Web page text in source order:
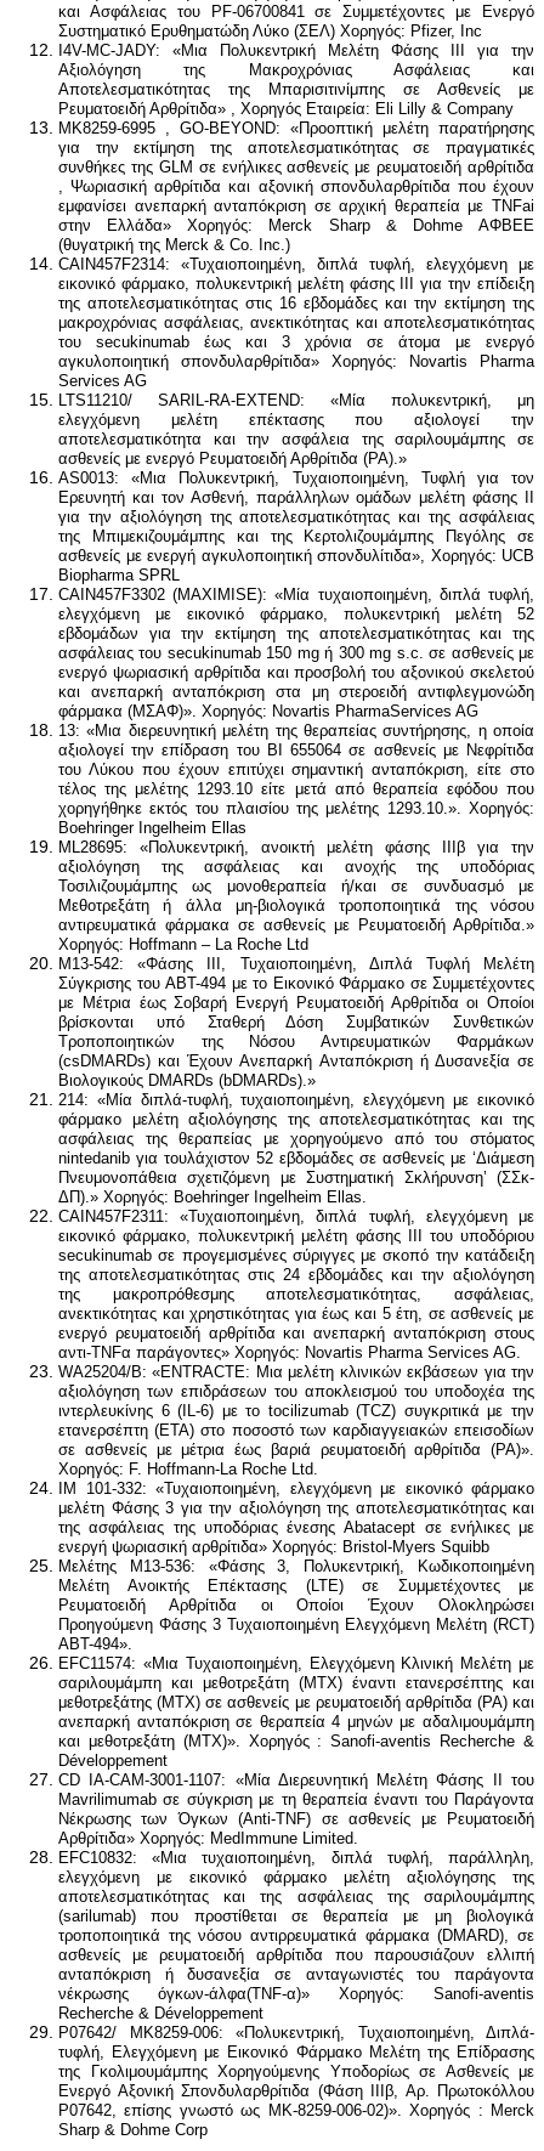
και Ασφάλειας του PF-06700841 σε Συμμετέχοντες με Ενεργό
Συστηματικό Ερυθηματώδη Λύκο (ΣΕΛ) Χορηγός: Pfizer, Inc
I4V-MC-JADY: «Mια Πολυκεντρική Μελέτη Φάσης ΙΙΙ για την
Αξιολόγηση της Μακροχρόνιας Ασφάλειας και
Αποτελεσματικότητας της Μπαρισιτινίμπης σε Ασθενείς με
Ρευματοειδή Αρθρίτιδα» , Χορηγός Εταιρεία: Eli Lilly & Company
ΜK8259-6995 , GO-BEYOND: «Προοπτική μελέτη παρατήρησης
για την εκτίμηση της αποτελεσματικότητας σε πραγματικές
συνθήκες της GLM σε ενήλικες ασθενείς με ρευματοειδή αρθρίτιδα
, Ψωριασική αρθρίτιδα και αξονική σπονδυλαρθρίτιδα που έχουν
εμφανίσει ανεπαρκή ανταπόκριση σε αρχική θεραπεία με TNFai
στην Ελλάδα» Χορηγός: Merck Sharp & Dohme ΑΦΒΕΕ
(θυγατρική της Merck & Co. Inc.)
CAIN457F2314: «Τυχαιοποιημένη, διπλά τυφλή, ελεγχόμενη με
εικονικό φάρμακο, πολυκεντρική μελέτη φάσης ΙΙΙ για την επίδειξη
της αποτελεσματικότητας στις 16 εβδομάδες και την εκτίμηση της
μακροχρόνιας ασφάλειας, ανεκτικότητας και αποτελεσματικότητας
του secukinumab έως και 3 χρόνια σε άτομα με ενεργό
αγκυλοποιητική σπονδυλαρθρίτιδα» Χορηγός: Novartis Pharma
Services AG
LTS11210/ SARIL-RA-EXTEND: «Μία πολυκεντρική, μη
ελεγχόμενη μελέτη επέκτασης που αξιολογεί την
αποτελεσματικότητα και την ασφάλεια της σαριλουμάμπης σε
ασθενείς με ενεργό Ρευματοειδή Αρθρίτιδα (ΡΑ).»
AS0013: «Μια Πολυκεντρική, Τυχαιοποιημένη, Τυφλή για τον
Ερευνητή και τον Ασθενή, παράλληλων ομάδων μελέτη φάσης ΙΙ
για την αξιολόγηση της αποτελεσματικότητας και της ασφάλειας
της Μπιμεκιζουμάμπης και της Κερτολιζουμάμπης Πεγόλης σε
ασθενείς με ενεργή αγκυλοποιητική σπονδυλίτιδα», Χορηγός: UCB
Biopharma SPRL
CAIN457F3302 (MAXIMISE): «Mία τυχαιοποιημένη, διπλά τυφλή,
ελεγχόμενη με εικονικό φάρμακο, πολυκεντρική μελέτη 52
εβδομάδων για την εκτίμηση της αποτελεσματικότητας και της
ασφάλειας του secukinumab 150 mg ή 300 mg s.c. σε ασθενείς με
ενεργό ψωριασική αρθρίτιδα και προσβολή του αξονικού σκελετού
και ανεπαρκή ανταπόκριση στα μη στεροειδή αντιφλεγμονώδη
φάρμακα (ΜΣΑΦ)». Χορηγός: Novartis PharmaServices AG
13: «Μια διερευνητική μελέτη της θεραπείας συντήρησης, η οποία
αξιολογεί την επίδραση του BI 655064 σε ασθενείς με Νεφρίτιδα
του Λύκου που έχουν επιτύχει σημαντική ανταπόκριση, είτε στο
τέλος της μελέτης 1293.10 είτε μετά από θεραπεία εφόδου που
χορηγήθηκε εκτός του πλαισίου της μελέτης 1293.10.». Χορηγός:
Boehringer Ingelheim Ellas
ML28695: «Πολυκεντρική, ανοικτή μελέτη φάσης ΙΙΙβ για την
αξιολόγηση της ασφάλειας και ανοχής της υποδόριας
Τοσιλιζουμάμπης ως μονοθεραπεία ή/και σε συνδυασμό με
Μεθοτρεξάτη ή άλλα μη-βιολογικά τροποποιητικά της νόσου
αντιρευματικά φάρμακα σε ασθενείς με Ρευματοειδή Αρθρίτιδα.»
Χορηγός: Hoffmann – La Roche Ltd
M13-542: «Φάσης ΙΙΙ, Τυχαιοποιημένη, Διπλά Τυφλή Μελέτη
Σύγκρισης του ABT-494 με το Εικονικό Φάρμακο σε Συμμετέχοντες
με Μέτρια έως Σοβαρή Ενεργή Ρευματοειδή Αρθρίτιδα οι Οποίοι
βρίσκονται υπό Σταθερή Δόση Συμβατικών Συνθετικών
Τροποποιητικών της Νόσου Αντιρευματικών Φαρμάκων
(csDMARDs) και Έχουν Ανεπαρκή Ανταπόκριση ή Δυσανεξία σε
Βιολογικούς DMARDs (bDMARDs).»
214: «Μία διπλά-τυφλή, τυχαιοποιημένη, ελεγχόμενη με εικονικό
φάρμακο μελέτη αξιολόγησης της αποτελεσματικότητας και της
ασφάλειας της θεραπείας με χορηγούμενο από του στόματος
nintedanib για τουλάχιστον 52 εβδομάδες σε ασθενείς με ‘Διάμεση
Πνευμονοπάθεια σχετιζόμενη με Συστηματική Σκλήρυνση’ (ΣΣκ-
ΔΠ).» Χορηγός: Boehringer Ingelheim Ellas.
CAIN457F2311: «Τυχαιοποιημένη, διπλά τυφλή, ελεγχόμενη με
εικονικό φάρμακο, πολυκεντρική μελέτη φάσης ΙΙΙ του υποδόριου
secukinumab σε προγεμισμένες σύριγγες με σκοπό την κατάδειξη
της αποτελεσματικότητας στις 24 εβδομάδες και την αξιολόγηση
της μακροπρόθεσμης αποτελεσματικότητας, ασφάλειας,
ανεκτικότητας και χρηστικότητας για έως και 5 έτη, σε ασθενείς με
ενεργό ρευματοειδή αρθρίτιδα και ανεπαρκή ανταπόκριση στους
αντι-TNFα παράγοντες» Χορηγός: Novartis Pharma Services AG.
WΑ25204/Β: «ENTRACTE: Μια μελέτη κλινικών εκβάσεων για την
αξιολόγηση των επιδράσεων του αποκλεισμού του υποδοχέα της
ιντερλευκίνης 6 (IL-6) με το tocilizumab (TCZ) συγκριτικά με την
ετανερσέπτη (ETA) στο ποσοστό των καρδιαγγειακών επεισοδίων
σε ασθενείς με μέτρια έως βαριά ρευματοειδή αρθρίτιδα (ΡΑ)».
Χορηγός: F. Hoffmann-La Roche Ltd.
ΙΜ 101-332: «Τυχαιοποιημένη, ελεγχόμενη με εικονικό φάρμακο
μελέτη Φάσης 3 για την αξιολόγηση της αποτελεσματικότητας και
της ασφάλειας της υποδόριας ένεσης Abatacept σε ενήλικες με
ενεργή ψωριασική αρθρίτιδα» Χορηγός: Bristol-Myers Squibb
Μελέτης Μ13-536: «Φάσης 3, Πολυκεντρική, Κωδικοποιημένη
Μελέτη Ανοικτής Επέκτασης (LTE) σε Συμμετέχοντες με
Ρευματοειδή Αρθρίτιδα οι Οποίοι Έχουν Ολοκληρώσει
Προηγούμενη Φάσης 3 Τυχαιοποιημένη Ελεγχόμενη Μελέτη (RCT)
ABT-494».
EFC11574: «Μια Τυχαιοποιημένη, Ελεγχόμενη Κλινική Μελέτη με
σαριλουμάμπη και μεθοτρεξάτη (MTX) έναντι ετανερσέπτης και
μεθοτρεξάτης (MTX) σε ασθενείς με ρευματοειδή αρθρίτιδα (ΡΑ) και
ανεπαρκή ανταπόκριση σε θεραπεία 4 μηνών με αδαλιμουμάμπη
και μεθοτρεξάτη (MTX)». Χορηγός : Sanofi-aventis Recherche &
Développement
CD IA-CAM-3001-1107: «Μία Διερευνητική Μελέτη Φάσης ΙΙ του
Mavrilimumab σε σύγκριση με τη θεραπεία έναντι του Παράγοντα
Νέκρωσης των Όγκων (Anti‑ΤΝF) σε ασθενείς με Ρευματοειδή
Αρθρίτιδα» Χορηγός: MedImmune Limited.
EFC10832: «Μια τυχαιοποιημένη, διπλά τυφλή, παράλληλη,
ελεγχόμενη με εικονικό φάρμακο μελέτη αξιολόγησης της
αποτελεσματικότητας και της ασφάλειας της σαριλουμάμπης
(sarilumab) που προστίθεται σε θεραπεία με μη βιολογικά
τροποποιητικά της νόσου αντιρρευματικά φάρμακα (DMARD), σε
ασθενείς με ρευματοειδή αρθρίτιδα που παρουσιάζουν ελλιπή
ανταπόκριση ή δυσανεξία σε ανταγωνιστές του παράγοντα
νέκρωσης όγκων-άλφα(TNF-α)» Χορηγός: Sanofi-aventis
Recherche & Développement
P07642/ MK8259-006: «Πολυκεντρική, Τυχαιοποιημένη, Διπλά-
τυφλή, Ελεγχόμενη με Εικονικό Φάρμακο Μελέτη της Επίδρασης
της Γκολιμουμάμπης Χορηγούμενης Υποδορίως σε Ασθενείς με
Ενεργό Αξονική Σπονδυλαρθρίτιδα (Φάση ΙΙΙβ, Αρ. Πρωτοκόλλου
P07642, επίσης γνωστό ως MK-8259-006-02)». Xορηγός : Merck
Sharp & Dohme Corp